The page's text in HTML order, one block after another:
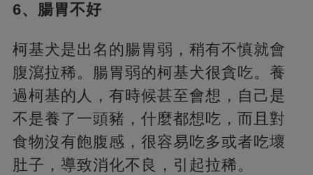
6、腸胃不好
柯基犬是出名的腸胃弱，稍有不慎就會
腹瀉拉稀。腸胃弱的柯基犬很貪吃。養
過柯基的人，有時候甚至會想，自己是
不是養了一頭豬，什麼都想吃，而且對
食物沒有飽腹感，很容易吃多或者吃壞
肚子，導致消化不良，引起拉稀。